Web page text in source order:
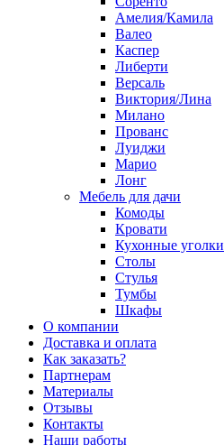
Амелия/Камила
Валео
Каспер
Либерти
Версаль
Виктория/Лина
Милано
Прованс
Луиджи
Марио
Лонг
Мебель для дачи
Комоды
Кровати
Кухонные уголки
Столы
Стулья
Тумбы
Шкафы
О компании
Доставка и оплата
Как заказать?
Партнерам
Материалы
Отзывы
Контакты
Наши работы